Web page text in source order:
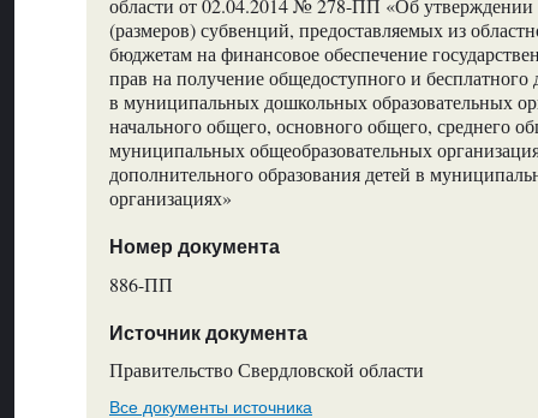
области от 02.04.2014 № 278-ПП «Об утверждении
(размеров) субвенций, предоставляемых из
бюджетам на финансовое обеспечение
прав на получение общедоступного и бесплатного
в муниципальных дошкольных образовательных
начального общего, основного общего, среднего
муниципальных общеобразовательных
дополнительного образования детей в
организациях»
Номер документа
886-ПП
Источник документа
Правительство Свердловской области
Все документы источника